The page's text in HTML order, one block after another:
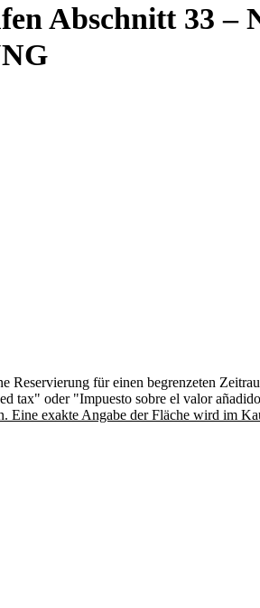
Abschnitt 33 –
für einen begrenzeten
tax" oder "Impuesto sobre el valor
Eine exakte Angabe der Fläche wird im